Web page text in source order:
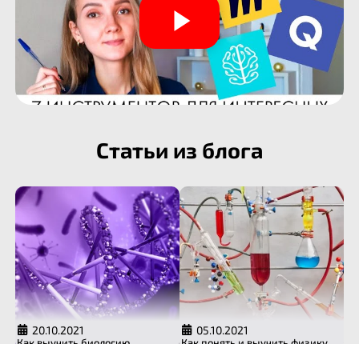
Статьи из блога
20.10.2021 05.10.2021